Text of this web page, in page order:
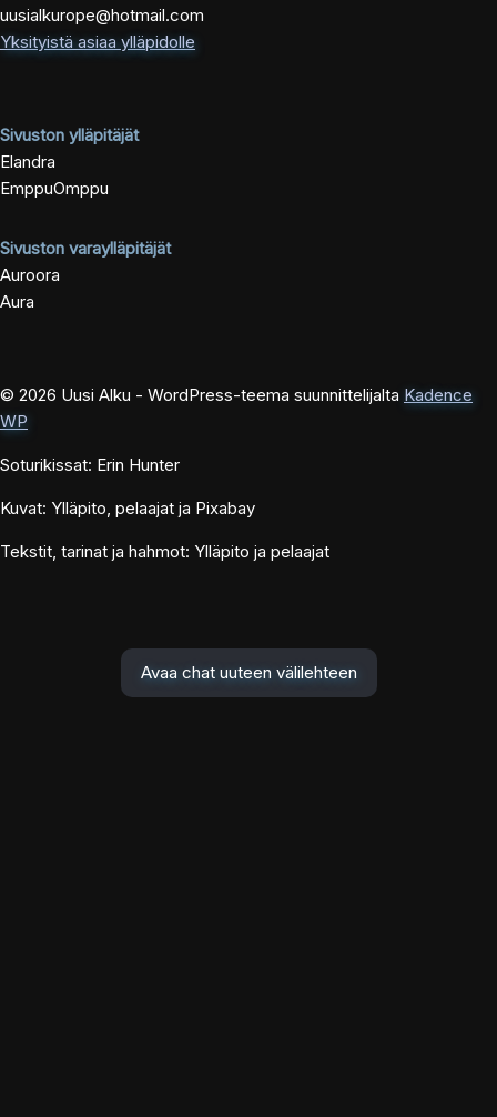
uusialkurope@hotmail.com
Yksityistä asiaa ylläpidolle
Sivuston ylläpitäjät
Elandra
EmppuOmppu
Sivuston varaylläpitäjät
Auroora
Aura
© 2026 Uusi Alku - WordPress-teema suunnittelijalta Kadence
WP
Soturikissat: Erin Hunter
Kuvat: Ylläpito, pelaajat ja Pixabay
Tekstit, tarinat ja hahmot: Ylläpito ja pelaajat
Avaa chat uuteen välilehteen